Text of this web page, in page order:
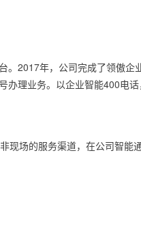
2017年，公司完成了领傲企
办理业务。以企业智能400电
场的服务渠道，在公司智能